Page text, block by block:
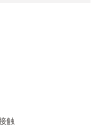
触